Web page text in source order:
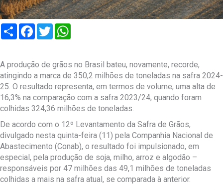
Compartilhar
Facebook
Twitter
A produção de grãos no Brasil bateu, novamente, recorde,
atingindo a marca de 350,2 milhões de toneladas na safra 2024-
25. O resultado representa, em termos de volume, uma alta de
16,3% na comparação com a safra 2023/24, quando foram
colhidas 324,36 milhões de toneladas.
De acordo com o 12º Levantamento da Safra de Grãos,
divulgado nesta quinta-feira (11) pela Companhia Nacional de
Abastecimento (Conab), o resultado foi impulsionado, em
especial, pela produção de soja, milho, arroz e algodão –
responsáveis por 47 milhões das 49,1 milhões de toneladas
colhidas a mais na safra atual, se comparada à anterior.